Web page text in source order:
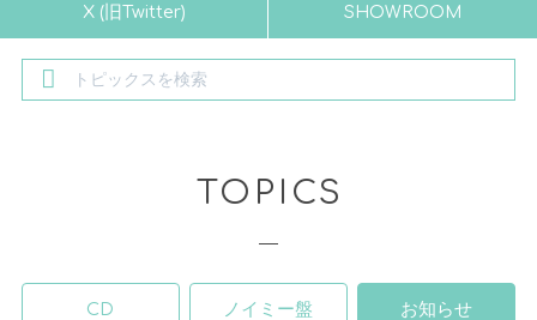
X (旧Twitter) SHOWROOM
TOPICS
CD ノイミー盤 お知らせ